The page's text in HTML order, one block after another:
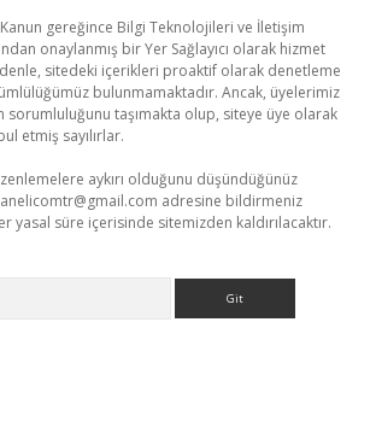
Kanun gereğince Bilgi Teknolojileri ve İletişim
onaylanmış bir Yer Sağlayıcı olarak hizmet
sitedeki içerikleri proaktif olarak denetleme
bulunmamaktadır. Ancak, üyelerimiz
sorumluluğunu taşımakta olup, siteye üye olarak
etmiş sayılırlar.
aykırı olduğunu düşündüğünüz
adresine bildirmeniz
yasal süre içerisinde sitemizden kaldırılacaktır.